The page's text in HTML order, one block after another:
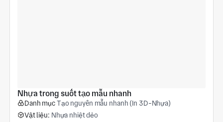
Nhựa trong suốt tạo mẫu nhanh
Danh mụcTạo nguyên mẫu nhanh (In 3D-Nhựa)
Vật liệu: Nhựa nhiệt dẻo